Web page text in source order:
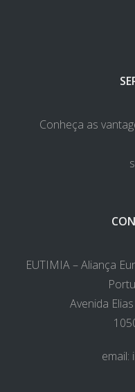
Conheça as
EUTIMIA – Aliança
Avenida
email: